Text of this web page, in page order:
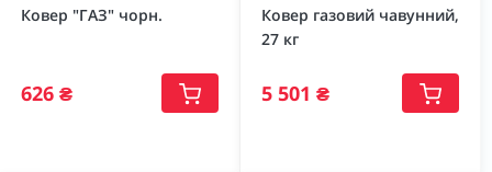
Ковер "ГАЗ" чорн.
626 ₴
Ковер газовий чавунний,
27 кг
5 501 ₴